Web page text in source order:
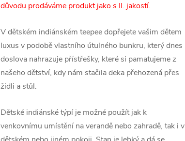
důvodu prodáváme produkt jako s II. jakostí.
V dětském indiánském teepee dopřejete vašim dětem
luxus v podobě vlastního útulného bunkru, který dnes
doslova nahrazuje přístřešky, které si pamatujeme z
našeho dětství, kdy nám stačila deka přehozená přes
židli a stůl.
Dětské indiánské týpí je možné použít jak k
venkovnímu umístění na verandě nebo zahradě, tak i v